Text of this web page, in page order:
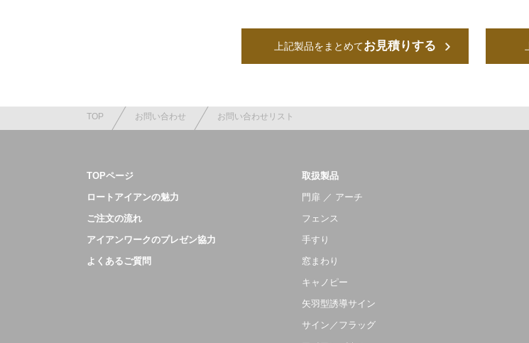
上記製品をまとめてお見積りする
TOP お問い合わせ お問い合わせリスト
TOPページ
ロートアイアンの魅力
ご注文の流れ
アイアンワークのプレゼン協力
よくあるご質問
取扱製品
門扉 ／ アーチ
フェンス
手すり
窓まわり
キャノピー
矢羽型誘導サイン
サイン／フラッグ